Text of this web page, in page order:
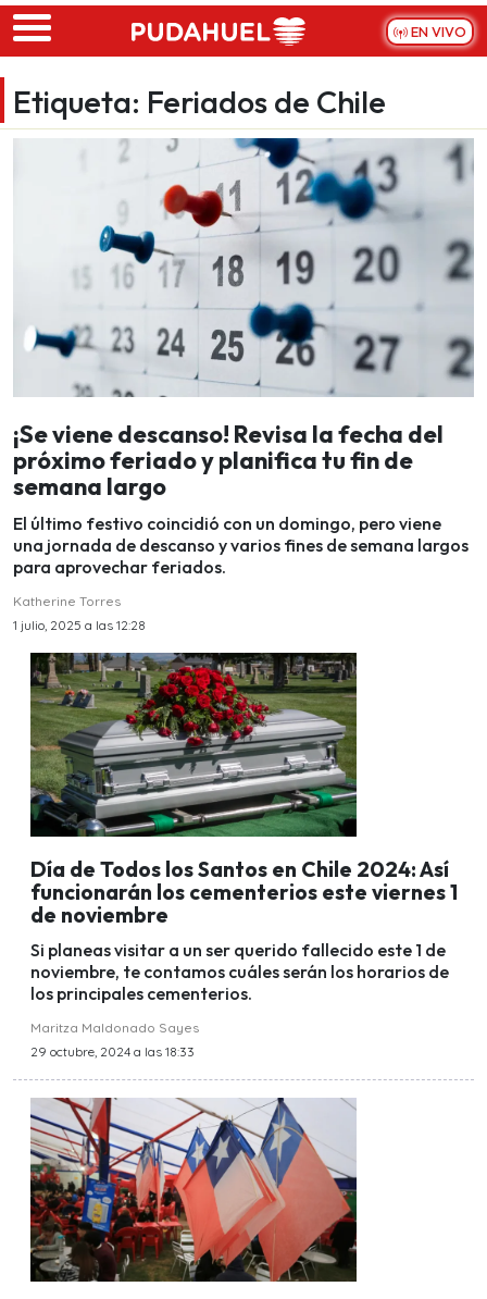
Skip to main content
EN VIVO
Etiqueta: Feriados de Chile
¡Se viene descanso! Revisa la fecha del
próximo feriado y planifica tu fin de
semana largo
El último festivo coincidió con un domingo, pero viene
una jornada de descanso y varios fines de semana largos
para aprovechar feriados.
Katherine Torres
1 julio, 2025 a las 12:28
Día de Todos los Santos en Chile 2024: Así
funcionarán los cementerios este viernes 1
de noviembre
Si planeas visitar a un ser querido fallecido este 1 de
noviembre, te contamos cuáles serán los horarios de
los principales cementerios.
Maritza Maldonado Sayes
29 octubre, 2024 a las 18:33